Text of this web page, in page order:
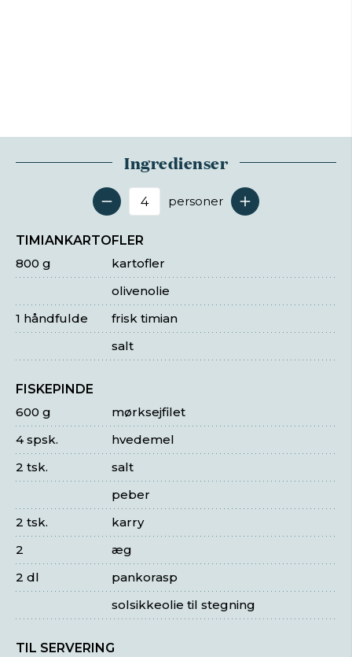
Ingredienser
Antal serveringer
personer
TIMIANKARTOFLER
kartofler
800 g
olivenolie
frisk timian
1 håndfulde
salt
FISKEPINDE
mørksejfilet
600 g
hvedemel
4 spsk.
salt
2 tsk.
peber
karry
2 tsk.
æg
2
pankorasp
2 dl
solsikkeolie til stegning
TIL SERVERING